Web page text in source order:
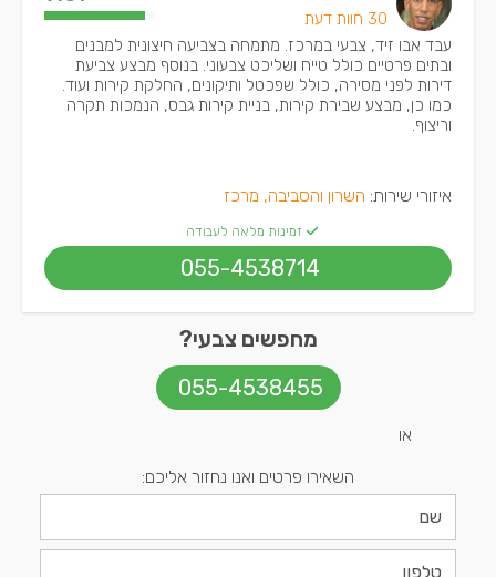
30 חוות דעת
עבד אבו זיד, צבעי במרכז. מתמחה בצביעה חיצונית למבנים
ובתים פרטיים כולל טייח ושליכט צבעוני. בנוסף מבצע צביעת
דירות לפני מסירה, כולל שפכטל ותיקונים, החלקת קירות ועוד.
כמו כן, מבצע שבירת קירות, בניית קירות גבס, הנמכות תקרה
וריצוף.
איזורי שירות: השרון והסביבה, מרכז
זמינות מלאה לעבודה
055-4538714
מחפשים צבעי?
055-4538455
או
השאירו פרטים ואנו נחזור אליכם: